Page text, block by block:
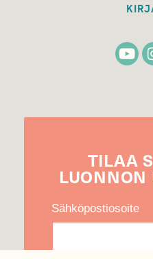
TILAA
LUONNON
Sähköpostiosoite